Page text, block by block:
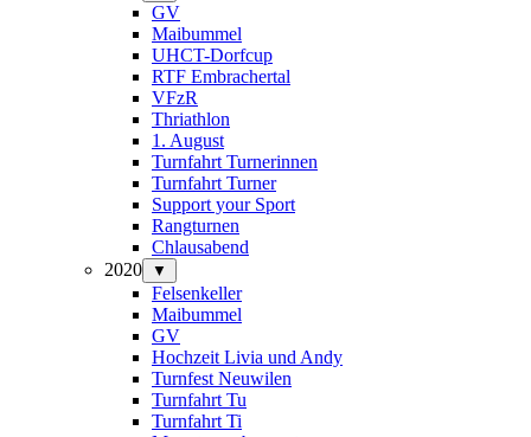
GV
Maibummel
UHCT-Dorfcup
RTF Embrachertal
VFzR
Thriathlon
1. August
Turnfahrt Turnerinnen
Turnfahrt Turner
Support your Sport
Rangturnen
Chlausabend
2020
▼
Felsenkeller
Maibummel
GV
Hochzeit Livia und Andy
Turnfest Neuwilen
Turnfahrt Tu
Turnfahrt Ti